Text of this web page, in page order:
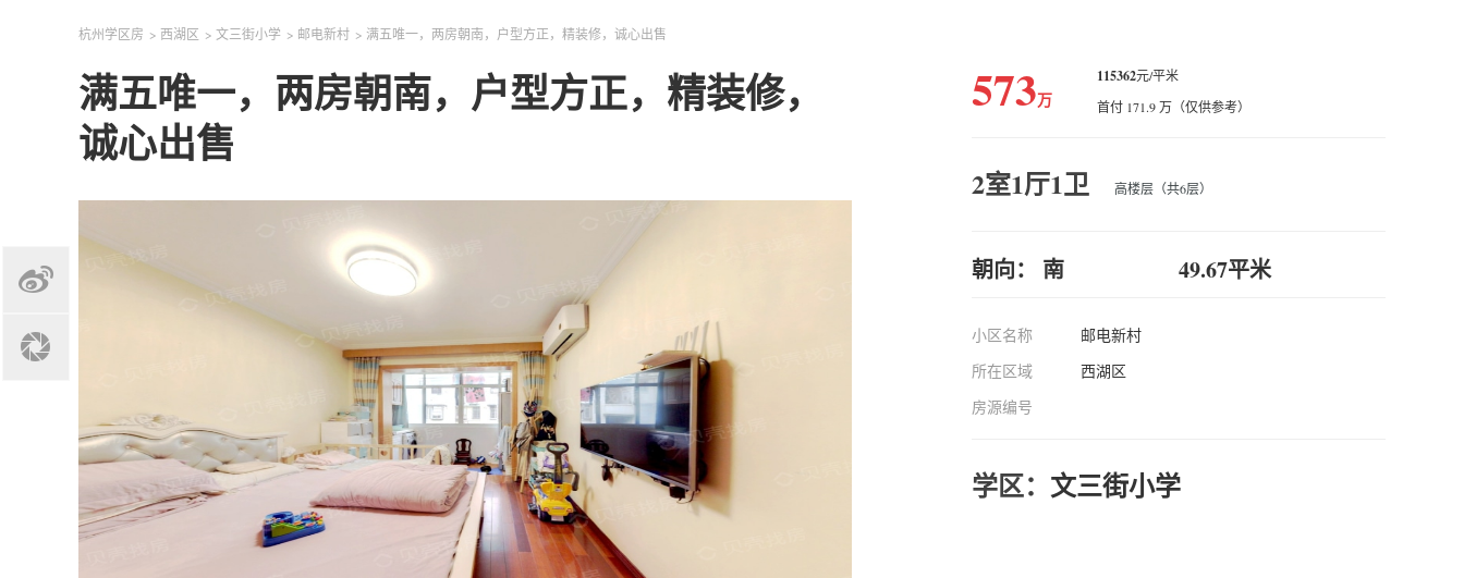
杭州学区房 > 西湖区 > 文三街小学 > 邮电新村 > 满五唯一，两房朝南，户型方正，精装修，诚心出售
满五唯一，两房朝南，户型方正，精装修，
诚心出售
573万
115362元/平米
首付 171.9 万（仅供参考）
2室1厅1卫 高楼层（共6层）
朝向： 南 49.67平米
小区名称
邮电新村
所在区域
西湖区
房源编号
学区： 文三街小学